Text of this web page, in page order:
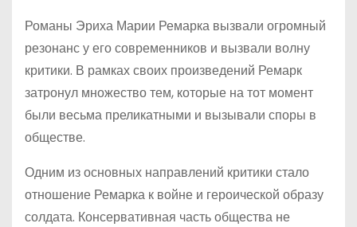
Романы Эриха Марии Ремарка вызвали огромный
резонанс у его современников и вызвали волну
критики. В рамках своих произведений Ремарк
затронул множество тем, которые на тот момент
были весьма преликатными и вызывали споры в
обществе.
Одним из основных направлений критики стало
отношение Ремарка к войне и героической образу
солдата. Консервативная часть общества не